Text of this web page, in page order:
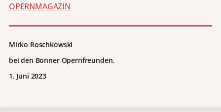
OPERNMAGAZIN
Mirko Roschkowski
bei den Bonner Opernfreunden.
1. Juni 2023